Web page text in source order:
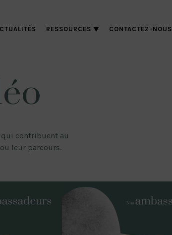
RESSOURCES CONTACTEZ-NOUS
qui contribuent au
leur parcours.